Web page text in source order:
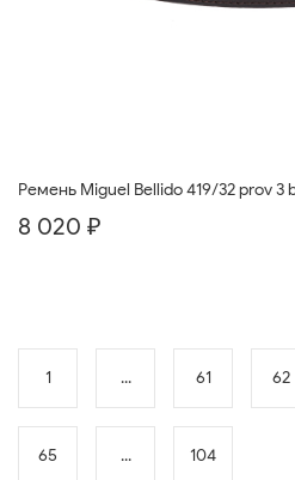
Ремень Miguel Bellido 419/32 prov 3
8 020 ₽
1 ... 61 62
65 ... 104